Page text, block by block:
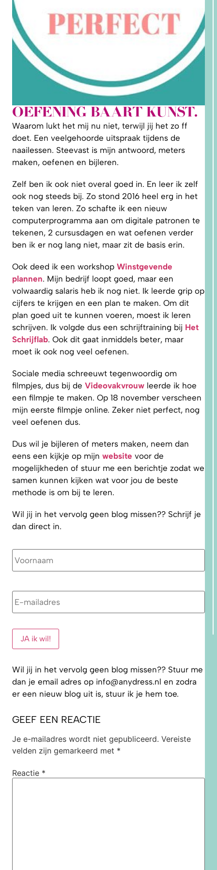
OEFENING BAART KUNST.
Waarom lukt het mij nu niet, terwijl jij het zo ff
doet. Een veelgehoorde uitspraak tijdens de
naailessen. Steevast is mijn antwoord, meters
maken, oefenen en bijleren.
Zelf ben ik ook niet overal goed in. En leer ik zelf
ook nog steeds bij. Zo stond 2016 heel erg in het
teken van leren. Zo schafte ik een nieuw
computerprogramma aan om digitale patronen te
tekenen, 2 cursusdagen en wat oefenen verder
ben ik er nog lang niet, maar zit de basis erin.
Ook deed ik een workshop Winstgevende
plannen. Mijn bedrijf loopt goed, maar een
volwaardig salaris heb ik nog niet. Ik leerde grip op
cijfers te krijgen en een plan te maken. Om dit
plan goed uit te kunnen voeren, moest ik leren
schrijven. Ik volgde dus een schrijftraining bij Het
Schrijflab. Ook dit gaat inmiddels beter, maar
moet ik ook nog veel oefenen.
Sociale media schreeuwt tegenwoordig om
filmpjes, dus bij de Videovakvrouw leerde ik hoe
een filmpje te maken. Op 18 november verscheen
mijn eerste filmpje online. Zeker niet perfect, nog
veel oefenen dus.
Dus wil je bijleren of meters maken, neem dan
eens een kijkje op mijn website voor de
mogelijkheden of stuur me een berichtje zodat we
samen kunnen kijken wat voor jou de beste
methode is om bij te leren.
Wil jij in het vervolg geen blog missen?? Schrijf je
dan direct in.
Naam
E-
mailadres *
JA ik wil!
Wil jij in het vervolg geen blog missen?? Stuur me
dan je email adres op info@anydress.nl en zodra
er een nieuw blog uit is, stuur ik je hem toe.
GEEF EEN REACTIE
Je e-mailadres wordt niet gepubliceerd. Vereiste
velden zijn gemarkeerd met *
Reactie *
LEER IK
OP MAAT
MAKEN?
1.
WAAROM
PAST
NIKS
GOED?
DAT LIGT
NIET AAN
JOU!